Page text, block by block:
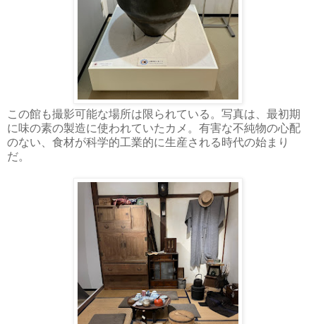
この館も撮影可能な場所は限られている。写真は、最初期
に味の素の製造に使われていたカメ。有害な不純物の心配
のない、食材が科学的工業的に生産される時代の始まり
だ。